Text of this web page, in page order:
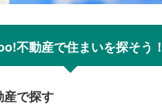
不動産で住まいを探そう！
で探す